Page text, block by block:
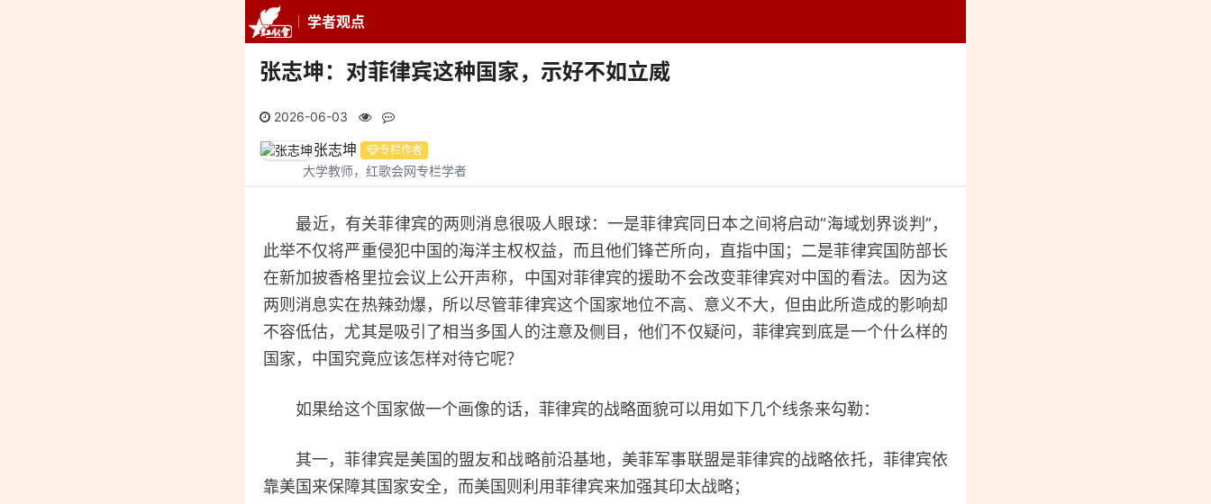
学者观点
推荐 最新 专题中心 学者专栏 排行榜 周刊
张志坤：对菲律宾这种国家，示好不如立威
2026-06-03
张志坤 专栏作者
大学教师，红歌会网专栏学者
最近，有关菲律宾的两则消息很吸人眼球：一是菲律宾同日本之间将启动“海域划界谈判”，
此举不仅将严重侵犯中国的海洋主权权益，而且他们锋芒所向，直指中国；二是菲律宾国防部长
在新加披香格里拉会议上公开声称，中国对菲律宾的援助不会改变菲律宾对中国的看法。因为这
两则消息实在热辣劲爆，所以尽管菲律宾这个国家地位不高、意义不大，但由此所造成的影响却
不容低估，尤其是吸引了相当多国人的注意及侧目，他们不仅疑问，菲律宾到底是一个什么样的
国家，中国究竟应该怎样对待它呢？
如果给这个国家做一个画像的话，菲律宾的战略面貌可以用如下几个线条来勾勒：
其一，菲律宾是美国的盟友和战略前沿基地，美菲军事联盟是菲律宾的战略依托，菲律宾依
靠美国来保障其国家安全，而美国则利用菲律宾来加强其印太战略；